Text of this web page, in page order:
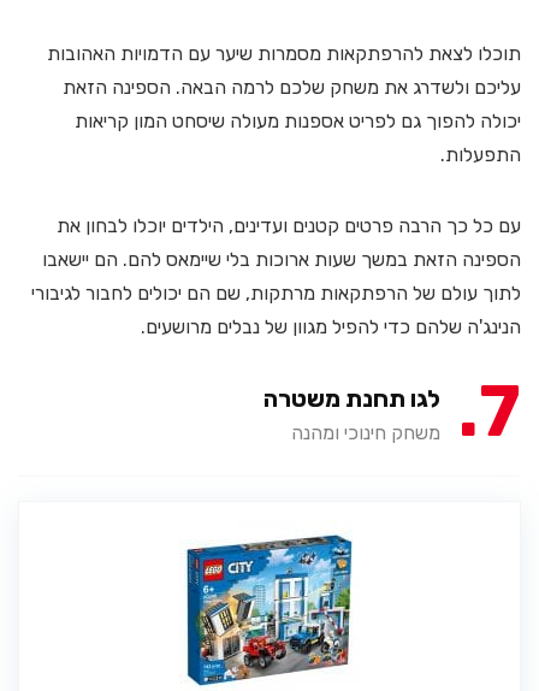
תוכלו לצאת להרפתקאות מסמרות שיער עם הדמויות האהובות
עליכם ולשדרג את משחק שלכם לרמה הבאה. הספינה הזאת
יכולה להפוך גם לפריט אספנות מעולה שיסחט המון קריאות
התפעלות.
עם כל כך הרבה פרטים קטנים ועדינים, הילדים יוכלו לבחון את
הספינה הזאת במשך שעות ארוכות בלי שיימאס להם. הם יישאבו
לתוך עולם של הרפתקאות מרתקות, שם הם יכולים לחבור לגיבורי
הנינג'ה שלהם כדי להפיל מגוון של נבלים מרושעים.
7 לגו תחנת משטרה
משחק חינוכי ומהנה